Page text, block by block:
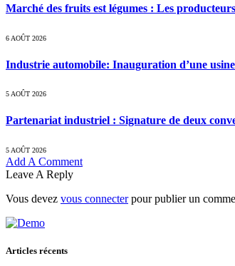
Marché des fruits est légumes : Les
6 AOÛT 2026
Industrie automobile: Inauguration d’une
5 AOÛT 2026
Partenariat industriel : Signature de deux
5 AOÛT 2026
Add A Comment
Leave A Reply
Vous devez vous connecterpour publier un
Articles récents